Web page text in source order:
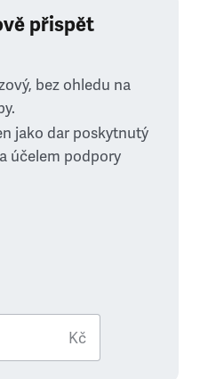
přispět
bez ohledu na
jako dar poskytnutý
účelem podpory
Kč